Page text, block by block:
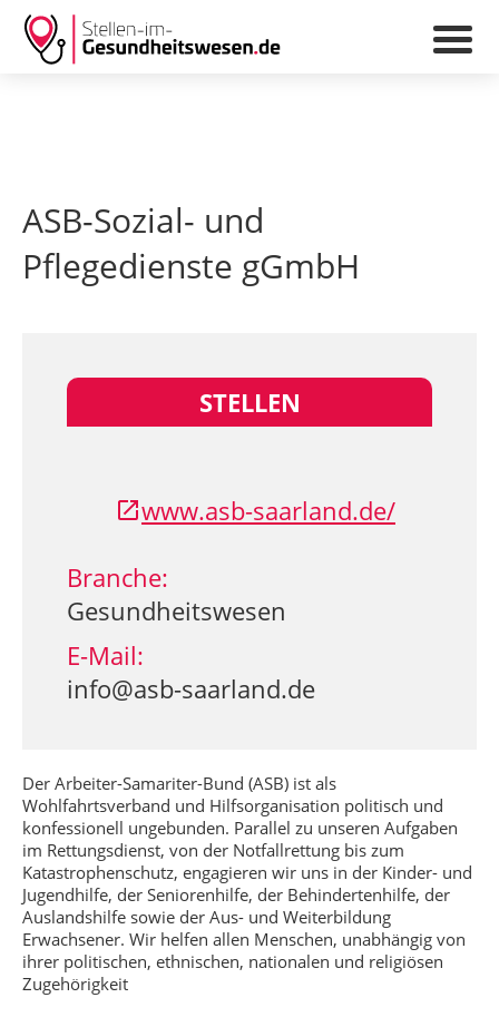
ASB-Sozial- und
Pflegedienste gGmbH
Der Arbeiter-Samariter-Bund (ASB) ist als
Wohlfahrtsverband und Hilfsorganisation politisch und
konfessionell ungebunden. Parallel zu unseren Aufgaben
im Rettungsdienst, von der Notfallrettung bis zum
Katastrophenschutz, engagieren wir uns in der Kinder- und
Jugendhilfe, der Seniorenhilfe, der Behindertenhilfe, der
Auslandshilfe sowie der Aus- und Weiterbildung
Erwachsener. Wir helfen allen Menschen, unabhängig von
ihrer politischen, ethnischen, nationalen und religiösen
Zugehörigkeit
STELLEN
www.asb-saarland.de/
Branche:
Gesundheitswesen
E-Mail:
info@asb-saarland.de